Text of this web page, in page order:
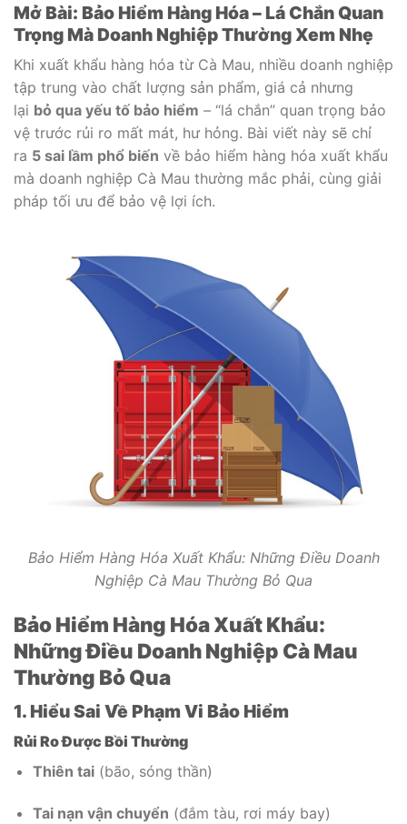
Mở Bài: Bảo Hiểm Hàng Hóa – Lá Chắn Quan
Trọng Mà Doanh Nghiệp Thường Xem Nhẹ
Khi xuất khẩu hàng hóa từ Cà Mau, nhiều doanh nghiệp
tập trung vào chất lượng sản phẩm, giá cả nhưng
lại bỏ qua yếu tố bảo hiểm – “lá chắn” quan trọng bảo
vệ trước rủi ro mất mát, hư hỏng. Bài viết này sẽ chỉ
ra 5 sai lầm phổ biến về bảo hiểm hàng hóa xuất khẩu
mà doanh nghiệp Cà Mau thường mắc phải, cùng giải
pháp tối ưu để bảo vệ lợi ích.
Bảo Hiểm Hàng Hóa Xuất Khẩu: Những Điều Doanh
Nghiệp Cà Mau Thường Bỏ Qua
Bảo Hiểm Hàng Hóa Xuất Khẩu:
Những Điều Doanh Nghiệp Cà Mau
Thường Bỏ Qua
1. Hiểu Sai Về Phạm Vi Bảo Hiểm
Rủi Ro Được Bồi Thường
Thiên tai(bão, sóng thần)
Tai nạn vận chuyển (đắm tàu, rơi máy bay)